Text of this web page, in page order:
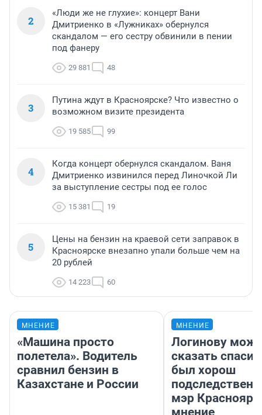
2
«Люди же не глухие»: концерт Вани
Дмитриенко в «Лужниках» обернулся
скандалом — его сестру обвинили в пении
под фанеру
29 881 48
3
Путина ждут в Красноярске? Что известно о
возможном визите президента
19 585 99
4
Когда концерт обернулся скандалом. Ваня
Дмитриенко извинился перед Линочкой Ли
за выступление сестры под ее голос
15 381 19
5
Цены на бензин на краевой сети заправок в
Красноярске внезапно упали больше чем на
20 рублей
14 223 60
МНЕНИЕ
«Машина просто
полетела». Водитель
сравнил бензин в
Казахстане и России
МНЕНИЕ
Логинову
сказать
был хорош
мэр